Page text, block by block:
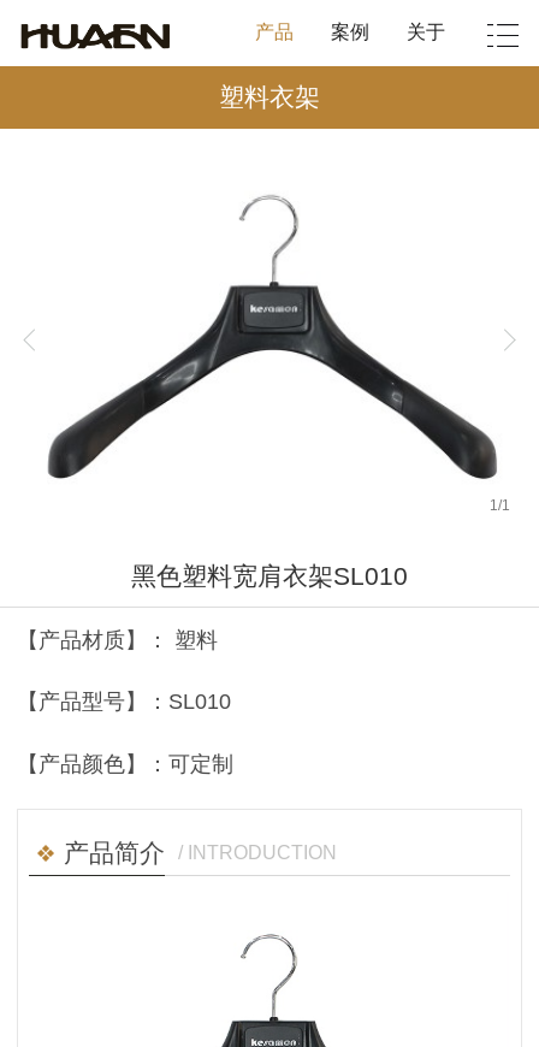
产品 案例 关于
塑料衣架
1 /1
黑色塑料宽肩衣架SL010
【产品材质】： 塑料
【产品型号】：SL010
【产品颜色】：可定制
产品简介 / INTRODUCTION